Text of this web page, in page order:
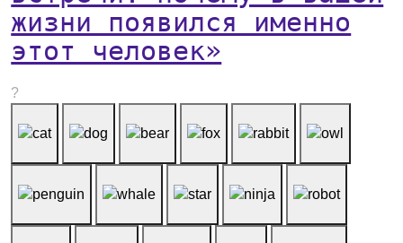
жизни появился именно
этот человек»
?